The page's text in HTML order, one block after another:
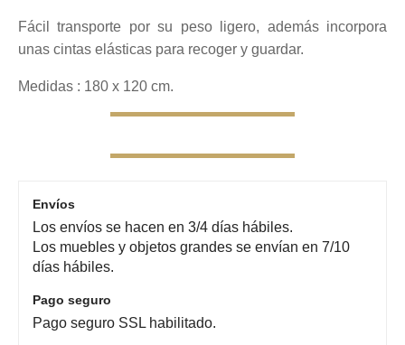
Fácil transporte por su peso ligero, además incorpora
unas cintas elásticas para recoger y guardar.
Medidas : 180 x 120 cm.
Envíos
Los envíos se hacen en 3/4 días hábiles.
Los muebles y objetos grandes se envían en 7/10
días hábiles.
Pago seguro
Pago seguro SSL habilitado.